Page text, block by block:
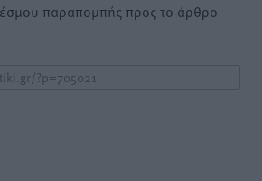
παραπομπής προς το άρθρο